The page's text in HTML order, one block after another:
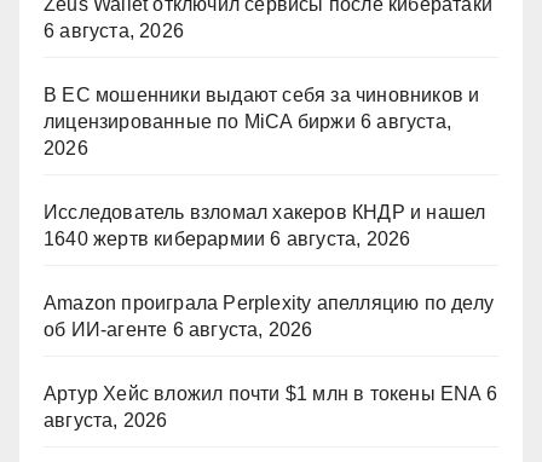
Zeus Wallet отключил сервисы после кибератаки
6 августа, 2026
В ЕС мошенники выдают себя за чиновников и
лицензированные по MiCA биржи 6 августа,
2026
Исследователь взломал хакеров КНДР и нашел
1640 жертв киберармии 6 августа, 2026
Amazon проиграла Perplexity апелляцию по делу
об ИИ-агенте 6 августа, 2026
Артур Хейс вложил почти $1 млн в токены ENA 6
августа, 2026